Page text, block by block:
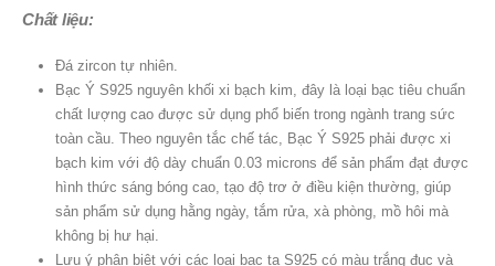
Chất liệu:
Đá zircon tự nhiên.
Bạc Ý S925 nguyên khối xi bạch kim, đây là loại bạc tiêu chuẩn
chất lượng cao được sử dụng phổ biến trong ngành trang sức
toàn cầu. Theo nguyên tắc chế tác, Bạc Ý S925 phải được xi
bạch kim với độ dày chuẩn 0.03 microns để sản phẩm đạt được
hình thức sáng bóng cao, tạo độ trơ ở điều kiện thường, giúp
sản phẩm sử dụng hằng ngày, tắm rửa, xà phòng, mồ hôi mà
không bị hư hại.
Lưu ý phân biệt với các loại bạc ta S925 có màu trắng đục và